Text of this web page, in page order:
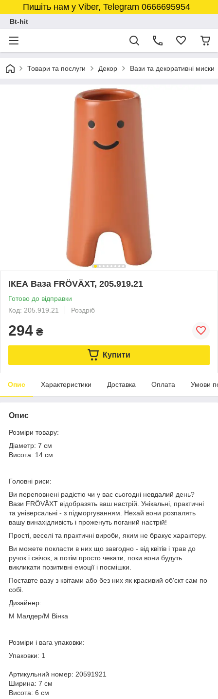
Пишіть нам у Viber, Telegram 0666695954
Bt-hit
Товари та послуги Декор Вази та декоративні миски
ІКЕА Ваза FRÖVÄXT, 205.919.21
Готово до відправки
Код: 205.919.21
Роздріб
294 ₴
Купити
Опис Характеристики Доставка Оплата Умови
Опис
Розміри товару:
Діаметр: 7 см
Висота: 14 см
Головні риси:
Ви переповнені радістю чи у вас сьогодні невдалий день?
Вази FRÖVÄXT відобразять ваш настрій. Унікальні, практичні
та універсальні - з підморгуванням. Нехай вони розпалять
вашу винахідливість і проженуть поганий настрій!
Прості, веселі та практичні вироби, яким не бракує характеру.
Ви можете покласти в них що завгодно - від квітів і трав до
ручок і свічок, а потім просто чекати, поки вони будуть
викликати позитивні емоції і посмішки.
Поставте вазу з квітами або без них як красивий об'єкт сам по
собі.
Дизайнер:
М Малдер/М Вінка
Розміри і вага упаковки:
Упаковки: 1
Артикульний номер: 20591921
Ширина: 7 см
Висота: 6 см